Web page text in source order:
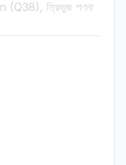
(Q38), ত্রিভুজ গণনা